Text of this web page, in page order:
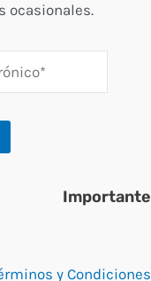
ocasionales.
Importante
y Condiciones